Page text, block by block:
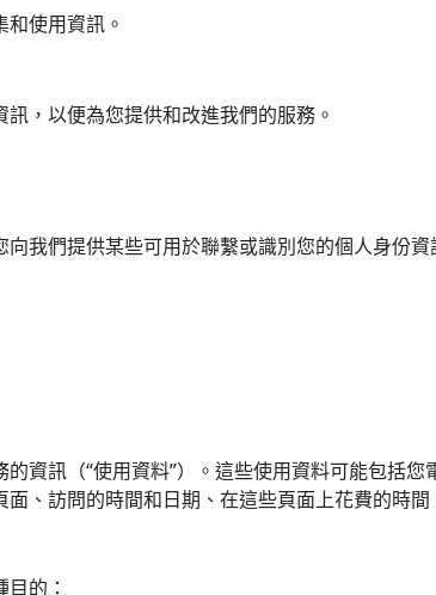
使用資訊。
，以便為您提供和改進我們的服務。
我們提供某些可用於聯繫或識別您的個人身份
資訊（“使用資料”）。這些使用資料可能包括
、訪問的時間和日期、在這些頁面上花費的時
的：